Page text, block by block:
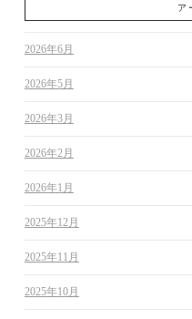
ア
2026年6月
2026年5月
2026年3月
2026年2月
2026年1月
2025年12月
2025年11月
2025年10月